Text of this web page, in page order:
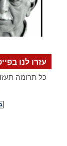
עזרו לנו
כל תרומה